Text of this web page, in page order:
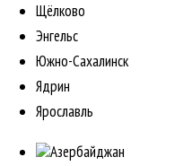
Щёлково
Энгельс
Южно-Сахалинск
Ядрин
Ярославль
Азербайджан